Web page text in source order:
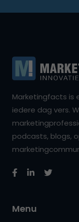
Marketingfacts is
iedere dag vers.
podcasts, blogs,
Menu